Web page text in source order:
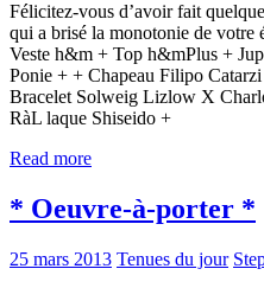
Félicitez-vous d’avoir fait
qui a brisé la monotonie de votre
Veste h&m + Top h&mPlus +
Ponie + + Chapeau Filipo
Bracelet Solweig Lizlow X
RàL laque Shiseido +
Read more
* Oeuvre-à-porter *
25 mars 2013 Tenues du jour